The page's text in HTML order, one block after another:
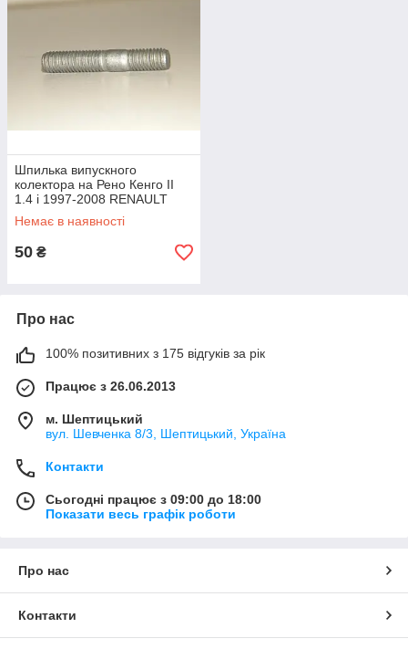
Шпилька випускного
колектора на Рено Кенго II
1.4 i 1997-2008 RENAULT
(Оригінал) 7703027479
Немає в наявності
50 ₴
Про нас
100% позитивних з 175 відгуків за рік
Працює з 26.06.2013
м. Шептицький
вул. Шевченка 8/3, Шептицький, Україна
Контакти
Сьогодні працює з 09:00 до 18:00
Показати весь графік роботи
Про нас
Контакти